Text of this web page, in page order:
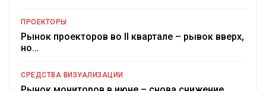
ПРОЕКТОРЫ
Рынок проекторов во II квартале – рывок вверх,
но…
СРЕДСТВА ВИЗУАЛИЗАЦИИ